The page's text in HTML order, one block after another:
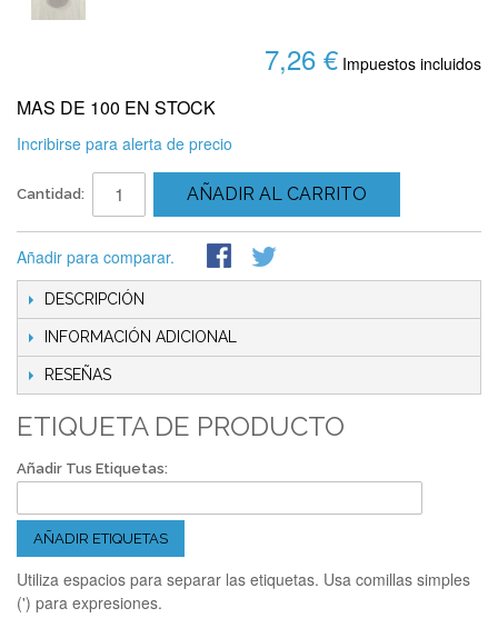
7,26 € Impuestos incluidos
MAS DE 100 EN STOCK
Incribirse para alerta de precio
Cantidad: AÑADIR AL CARRITO
Añadir para comparar.
DESCRIPCIÓN
INFORMACIÓN ADICIONAL
RESEÑAS
ETIQUETA DE PRODUCTO
Añadir Tus Etiquetas:
AÑADIR ETIQUETAS
Utiliza espacios para separar las etiquetas. Usa comillas simples
(') para expresiones.